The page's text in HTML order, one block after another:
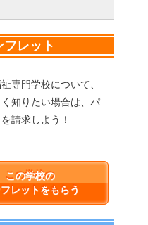
レット
専門学校について、
知りたい場合は、パ
請求しよう！
この学校の
レットをもらう